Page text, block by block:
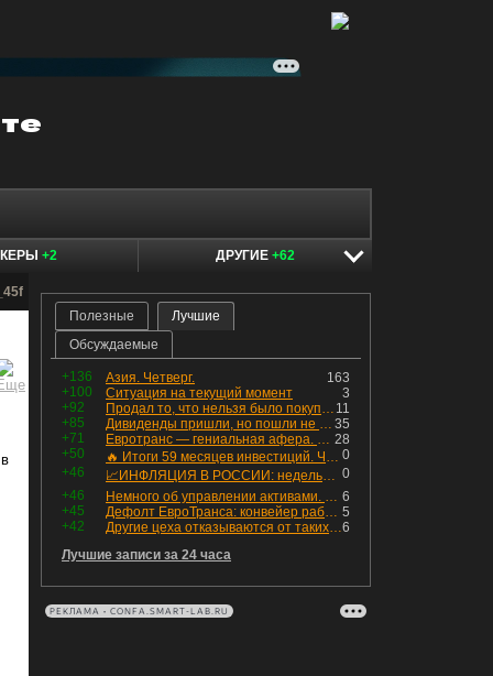
+2 ДРУГИЕ +62
Полезные
Лучшие
Обсуждаемые
+136 163
Азия. Четверг.
+100
3
Ситуация на текущий момент
+92
11
Продал то, что нельзя было покупать. Изменения в портфеле
+85
35
Дивиденды пришли, но пошли не туда
+71
28
Евротранс — гениальная афера. Собрал с инвесторов денег, выплатил дивидендов больше текущей капитализации и ушёл в дефолт
+50
0
🔥 Итоги 59 месяцев инвестиций. Что произошло с портфелем и мои дальнейшие действия. Капитал – ₽2,364 млн
+46
0
📈ИНФЛЯЦИЯ В РОССИИ: недельная дефляция, но в годовом выражении рост 😢
+46
6
Немного об управлении активами. Для заинтересованных
+45
5
Дефолт ЕвроТранса: конвейер работает исправно
+42
6
Другие цеха отказываются от таких деталей — а мы построили на них производство с оборотом 70 млн
Лучшие записи за 24 часа
РЕКЛАМА • CONFA.SMART-LAB.RU